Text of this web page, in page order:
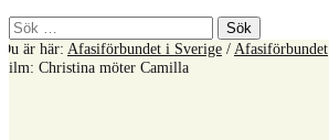
Sök
efter:
Du är här: Afasiförbundet i Sverige /Afasiförbundet
Film: Christina möter Camilla